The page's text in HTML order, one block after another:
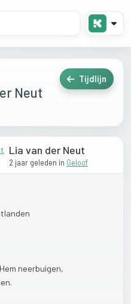
Neut
Tijdlijn
Lia van der Neut
2 jaar geleden in Geloof
Hem neerbuigen,